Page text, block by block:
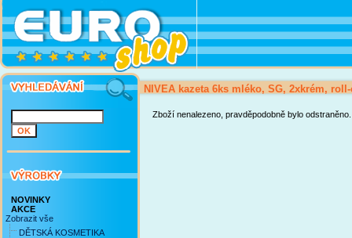
NOVINKY
AKCE
Zobrazit vše
DĚTSKÁ KOSMETIKA
NIVEA kazeta 6ks mléko, SG, 2xkrém,
Zboží nenalezeno, pravděpodobně bylo odstraněno.